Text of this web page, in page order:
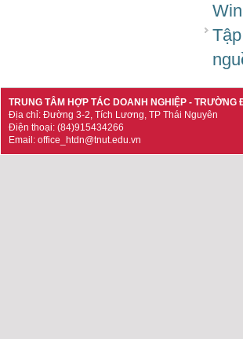
TRUNG TÂM HỢP TÁC DOANH NGHIỆP -
Địa chỉ: Đường 3-2, Tích Lương, TP Thái Nguyên
Điện thoại: (84)915434266
Email: office_htdn@tnut.edu.vn